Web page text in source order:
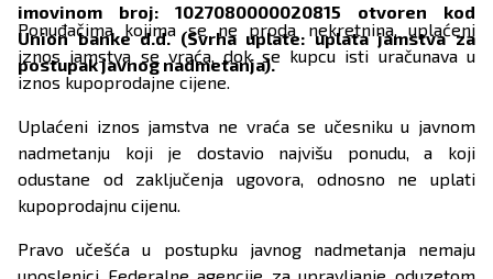
imovinom broj: 1027080000020815 otvoren kod
Union banke d.d. (Svrha uplate: uplata jamstva za
postupak javnog nadmetanja).
Ponuđačima kojima se ne proda nekretnina, uplaćeni
iznos jamstva se vraća, dok se kupcu isti uračunava u
iznos kupoprodajne cijene.
Uplaćeni iznos jamstva ne vraća se učesniku u javnom
nadmetanju koji je dostavio najvišu ponudu, a koji
odustane od zaključenja ugovora, odnosno ne uplati
kupoprodajnu cijenu.
Pravo učešća u postupku javnog nadmetanja nemaju